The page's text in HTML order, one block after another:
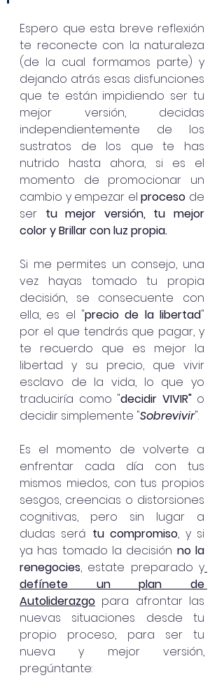
Espero que esta breve reflexión
te reconecte con la naturaleza
(de la cual formamos parte) y
dejando atrás esas disfunciones
que te están impidiendo ser tu
mejor versión, decidas
independientemente de los
sustratos de los que te has
nutrido hasta ahora, si es el
momento de promocionar un
cambio y empezar el proceso de
ser tu mejor versión, tu mejor
color y Brillar con luz propia.
Si me permites un consejo, una
vez hayas tomado tu propia
decisión, se consecuente con
ella, es el "precio de la libertad"
por el que tendrás que pagar, y
te recuerdo que es mejor la
libertad y su precio, que vivir
esclavo de la vida, lo que yo
traduciría como "decidir VIVIR" o
decidir simplemente "Sobrevivir".
Es el momento de volverte a
enfrentar cada día con tus
mismos miedos, con tus propios
sesgos, creencias o distorsiones
cognitivas, pero sin lugar a
dudas será tu compromiso, y si
ya has tomado la decisión no la
renegocies, estate preparado y
defínete un plan de
Autoliderazgo para afrontar las
nuevas situaciones desde tu
propio proceso, para ser tu
nueva y mejor versión,
pregúntante: